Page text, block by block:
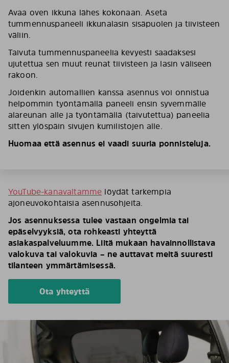
Avaa oven ikkuna lähes kokonaan. Aseta
tummennuspaneeli ikkunalasin sisäpuolen ja tiivisteen
väliin.
Taivuta tummennuspaneelia kevyesti saadaksesi
ujutettua sen muut reunat tiivisteen ja lasin väliseen
rakoon.
Joidenkin automallien kanssa asennus voi onnistua
helpommin työntämällä paneeli ensin syvemmälle
alareunan alle ja työntämällä (taivutettua) paneelia
sitten ylöspäin sivujen kumilistojen alle.
Huomaa että asennus ei vaadi suuria ponnisteluja.
YouTube-kanavaltamme löydät tarkempia
ajoneuvokohtaisia asennusohjeita.
Jos asennuksessa tulee vastaan ongelmia tai
epäselvyyksiä, ota rohkeasti yhteyttä
asiakaspalveluumme. Liitä mukaan havainnollistava
valokuva tai valokuvia – ne auttavat meitä suuresti
tilanteen ymmärtämisessä.
Ota yhteyttä